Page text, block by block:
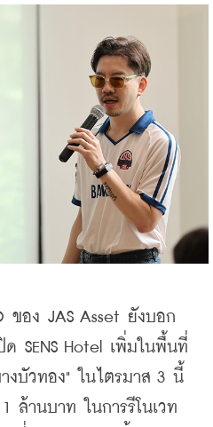
ของ JAS Asset ยังบอก
SENS Hotel เพิ่มในพื้นที่
งบัวทอง" ในไตรมาส 3 นี้
ล้านบาท ในการรีโนเวท